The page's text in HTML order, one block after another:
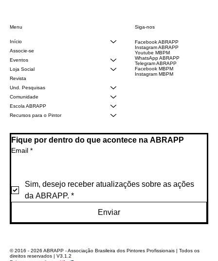
Menu
Início
Associe-se
Eventos
Loja Social
Revista
Und. Pesquisas
Comunidade
Escola ABRAPP
Recursos para o Pintor
Siga-nos
Facebook ABRAPP
Instagram ABRAPP
Youtube MBPM
WhatsApp ABRAPP
Telegram ABRAPP
Facebook MBPM
Instagram MBPM
Fique por dentro do que acontece na ABRAPP
Email *
Sim, desejo receber atualizações sobre as ações
da ABRAPP. *
Enviar
© 2016 - 2026 ABRAPP - Associação Brasileira dos Pintores Profissionais | Todos os
direitos reservados | V3.1.2